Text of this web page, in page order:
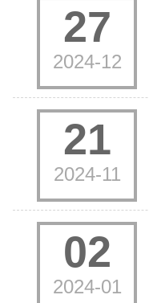
27
2024-12
21
2024-11
02
2024-01